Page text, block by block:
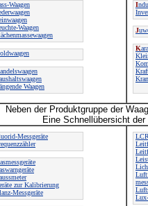
Waagen
Waagen
oldwaagen
andelswaagen
Waagen
I
J
K
Neben der Produktgruppe der
Eine Schnellübersicht
Messgeräte
asmessgeräte
zur Kalibrierung
Messgeräte